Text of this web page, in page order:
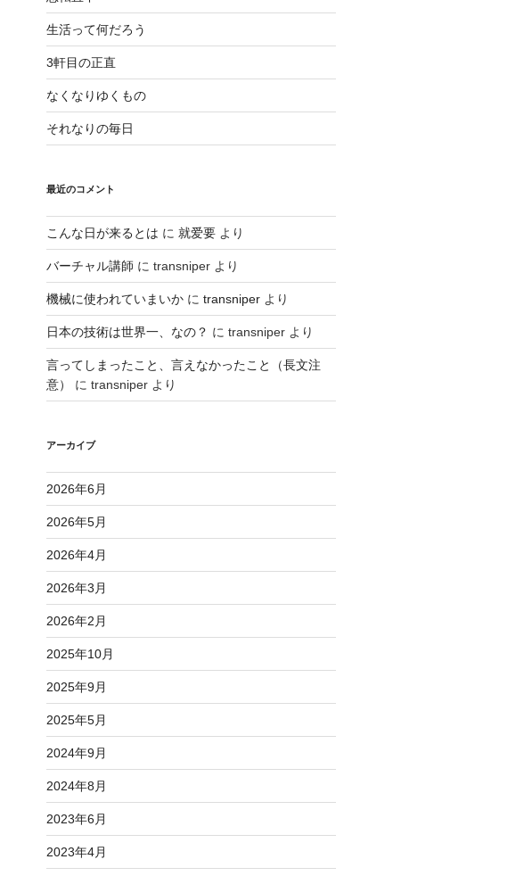
生活って何だろう
3軒目の正直
なくなりゆくもの
それなりの毎日
最近のコメント
こんな日が来るとは に 就爱要より
バーチャル講師 に transniperより
機械に使われていまいかに transniperより
日本の技術は世界一、なの？ に transniperより
言ってしまったこと、言えなかったこと（長文注
意）
に transniperより
アーカイブ
2026年6月
2026年5月
2026年4月
2026年3月
2026年2月
2025年10月
2025年9月
2025年5月
2024年9月
2024年8月
2023年6月
2023年4月